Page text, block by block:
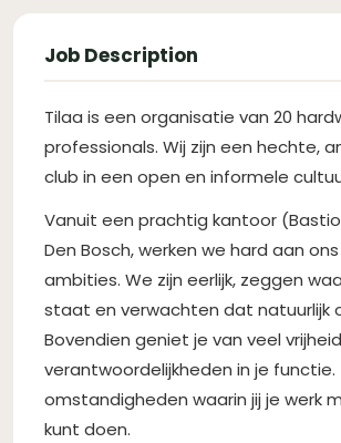
Job Description
Tilaa is een organisatie van 20
professionals. Wij zijn een hechte,
club in een open en informele
Vanuit een prachtig kantoor
Den Bosch, werken we hard aan
ambities. We zijn eerlijk, zeggen
staat en verwachten dat natuurlijk
Bovendien geniet je van veel
verantwoordelijkheden in je
omstandigheden waarin jij je werk
kunt doen.